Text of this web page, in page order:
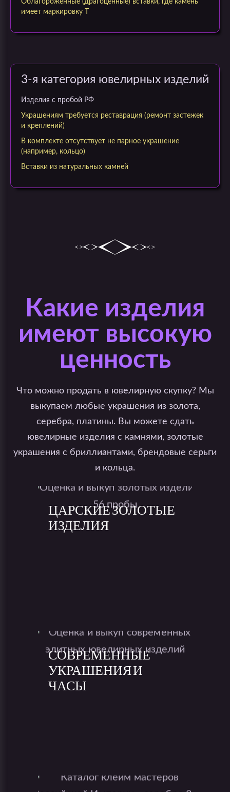
Облагороженные (драгоценные) вставки, где камень
имеет маркировку Т
3-я категория ювелирных изделий
Изделия c пробой РФ
Украшениям требуется реставрация (ремонт застежек
и креплений)
В комплекте отсутствует не парное украшение
(например, кольцо)
Вставки из натуральных камней
Какие изделия
имеют высокую
ценность
Что можно продать в ювелирную скупку? Мы
выкупаем любые украшения из золота,
серебра, платины. Вы можете сдать
ювелирные изделия с камнями, золотые
украшения с бриллиантами, брендовые серьги
и кольца.
ЦАРСКИЕ ЗОЛОТЫЕ
ИЗДЕЛИЯ
СОВРЕМЕННЫЕ
УКРАШЕНИЯ И
ЧАСЫ